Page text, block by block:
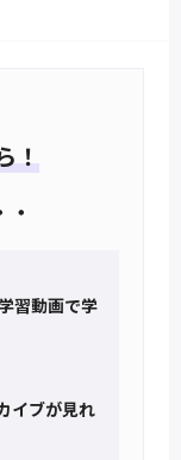
！
習動画で学
イブが見れ